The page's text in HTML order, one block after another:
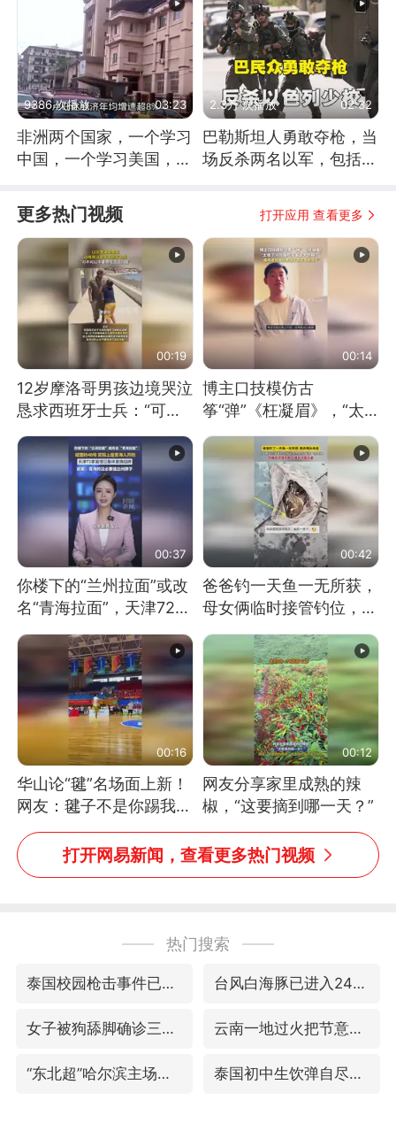
9386 次播放 03:23
非洲两个国家，一个学习
中国，一个学习美国，结
2.3万 次播放 02:32
巴勒斯坦人勇敢夺枪，当
场反杀两名以军，包括一
更多热门视频 打开应用 查看更多
00:19
12岁摩洛哥男孩边境哭泣
恳求西班牙士兵：“可不
可以不要把我遣返回国”
00:14
博主口技模仿古
筝“弹”《枉凝眉》，“太
像了～你是吃古筝长大的
吗？”“或将成为首位考级
不带古筝的选手。”（来
源：新华每日电讯）
00:37
你楼下的“兰州拉面”或改
名“青海拉面”，天津72家
面馆已集体更换招牌
00:42
爸爸钓一天鱼一无所获，
母女俩临时接管钓位，用
玩具鱼竿钓上大鱼
00:16
华山论“毽”名场面上新！
网友：毽子不是你踢我
捡，我踢你捡吗
00:12
网友分享家里成熟的辣
椒，“这要摘到哪一天？”
打开网易新闻，查看更多热门视频
热门搜索
泰国校园枪击事件已致8死30余伤 台风白海豚已进入24小时警戒线
女子被狗舔脚确诊三级暴露 医生回应 云南一地过火把节意外灼伤16人
“东北超”哈尔滨主场收官战小贴士 泰国初中生饮弹自尽前开了26枪